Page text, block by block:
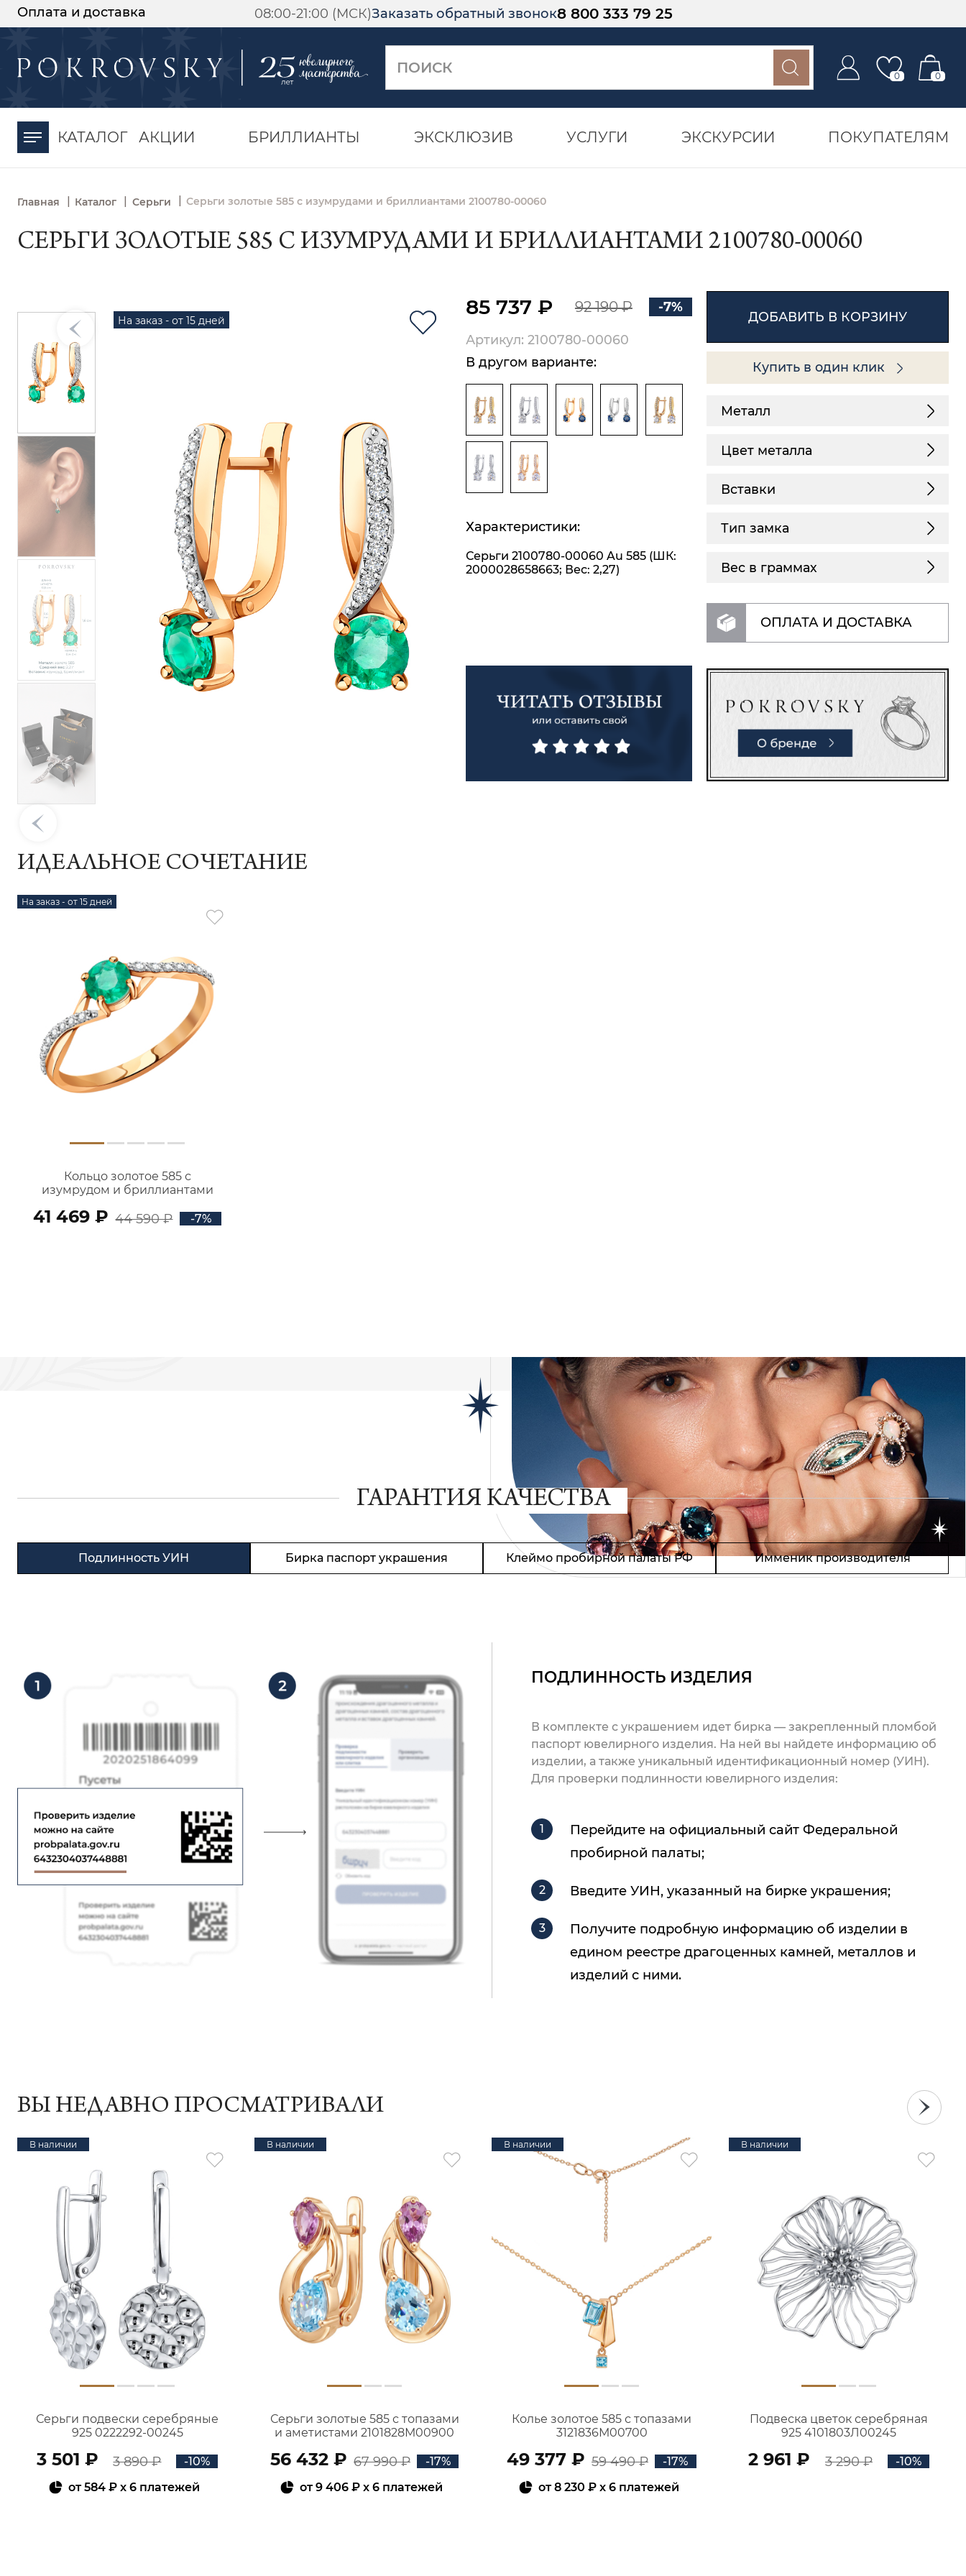
Оплата и доставка 08:00-21:00 (МСК)Заказать обратный звонок8 800 333 79 25
0 0
КАТАЛОГ АКЦИИ БРИЛЛИАНТЫ ЭКСКЛЮЗИВ УСЛУГИ ЭКСКУРСИИ ПОКУПАТЕЛЯМ
Главная | Каталог | Серьги Серьги золотые 585 с изумрудами и бриллиантами 2100780-00060
СЕРЬГИ ЗОЛОТЫЕ 585 С ИЗУМРУДАМИ И БРИЛЛИАНТАМИ 2100780-00060
На заказ - от 15 дней
85 737 ₽ 92 190 ₽ -7%
Артикул: 2100780-00060
В другом варианте:
Характеристики:
Серьги 2100780-00060 Au 585 (ШК:
2000028658663; Вес: 2,27)
ДОБАВИТЬ В КОРЗИНУ
Купить в один клик
Металл
Цвет металла
Вставки
Тип замка
Вес в граммах
ОПЛАТА И ДОСТАВКА
ИДЕАЛЬНОЕ СОЧЕТАНИЕ
На заказ - от 15 дней
Кольцо золотое 585 с
изумрудом и бриллиантами
41 469 ₽ 44 590 ₽ -7%
ГАРАНТИЯ КАЧЕСТВА
Подлинность УИН Бирка паспорт украшения Клеймо пробирной палаты РФ Имменик производителя
ПОДЛИННОСТЬ ИЗДЕЛИЯ
В комплекте с украшением идет бирка — закрепленный пломбой
паспорт ювелирного изделия. На ней вы найдете информацию об
изделии, а также уникальный идентификационный номер (УИН).
Для проверки подлинности ювелирного изделия:
Перейдите на официальный сайт Федеральной
пробирной палаты;
Введите УИН, указанный на бирке украшения;
Получите подробную информацию об изделии в
едином реестре драгоценных камней, металлов и
изделий с ними.
ВЫ НЕДАВНО ПРОСМАТРИВАЛИ
В наличии
Серьги подвески серебряные
925 0222292-00245
3 501 ₽ 3 890 ₽
-10%
от584 ₽ x 6 платежей
В наличии
Серьги золотые 585 с топазами
и аметистами 2101828М00900
56 432 ₽ 67 990 ₽
-17%
от9 406 ₽ x 6 платежей
В наличии
Колье золотое 585 с топазами
3121836М00700
49 377 ₽ 59 490 ₽
-17%
от8 230 ₽x 6 платежей
В наличии
Подвеска цветок серебряная
925 4101803Л00245
2 961 ₽ 3 290 ₽ -10%
-30%
момента оплаты